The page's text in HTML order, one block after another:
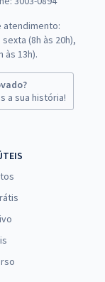
atendimento:
(8h às 20h),
às 13h).
a sua história!